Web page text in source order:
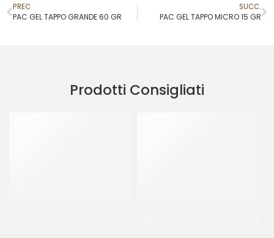
PREC
PAC GEL TAPPO GRANDE 60 GR
SUCC.
PAC GEL TAPPO MICRO 15 GR
Prodotti Consigliati